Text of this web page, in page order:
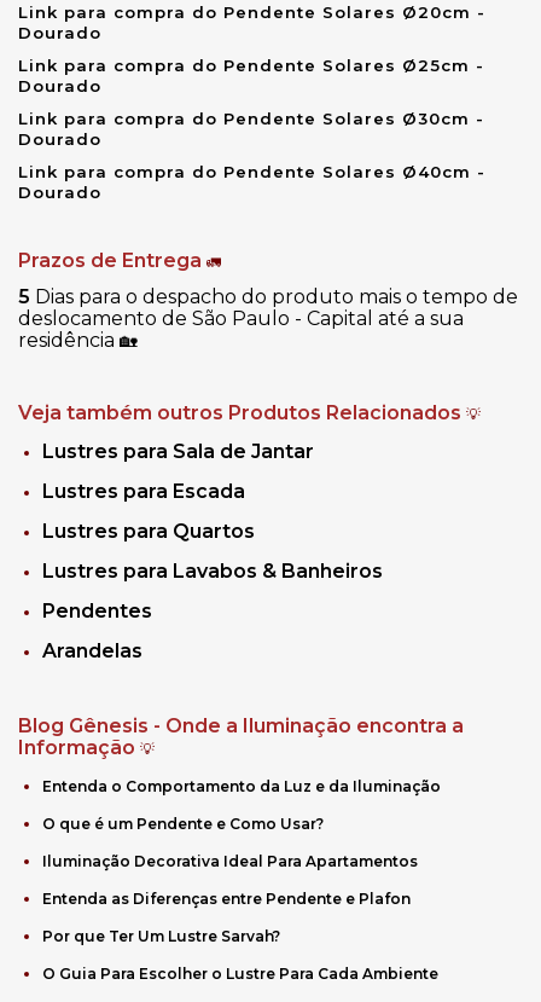
Link para compra do Pendente Solares Ø20cm -
Dourado
Link para compra do Pendente Solares Ø25cm -
Dourado
Link para compra do Pendente Solares Ø30cm -
Dourado
Link para compra do Pendente Solares Ø40cm -
Dourado
Prazos de Entrega 🚛
5 Dias para o despacho do produto mais o tempo de
deslocamento de São Paulo - Capital até a sua
residência 🏡
Veja também outros Produtos Relacionados 💡
Lustres para Sala de Jantar
Lustres para Escada
Lustres para Quartos
Lustres para Lavabos & Banheiros
Pendentes
Arandelas
Blog Gênesis - Onde a Iluminação encontra a
Informação 💡
Entenda o Comportamento da Luz e da Iluminação
O que é um Pendente e Como Usar?
Iluminação Decorativa Ideal Para Apartamentos
Entenda as Diferenças entre Pendente e Plafon
Por que Ter Um Lustre Sarvah?
O Guia Para Escolher o Lustre Para Cada Ambiente